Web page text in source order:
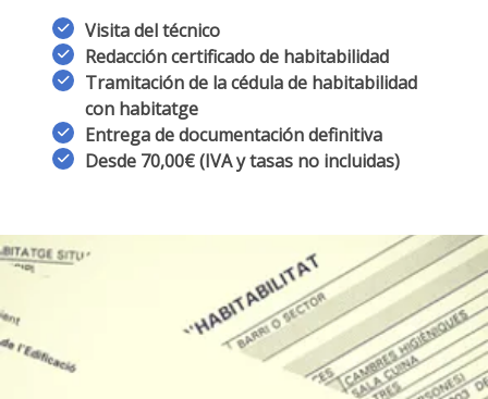
Visita del técnico
Redacción certificado de habitabilidad
Tramitación de la cédula de habitabilidad
con habitatge
Entrega de documentación definitiva
Desde 70,00€ (IVA y tasas no incluidas)